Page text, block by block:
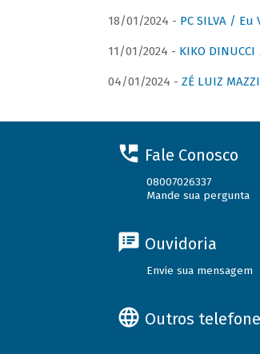
18/01/2024 - PC SILVA /
11/01/2024 - KIKO
04/01/2024 - ZÉ LUIZ
Fale Conosco
08007026337
Mande sua pergunta
Ouvidoria
Envie sua mensagem
Outros